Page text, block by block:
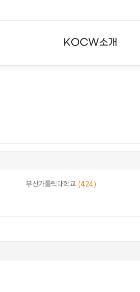
KOCW소개
부산가톨릭대학교 (424)